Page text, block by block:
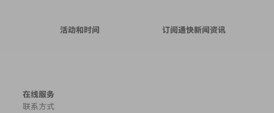
活动和时间 订阅通快新闻资讯
在线服务
联系方式